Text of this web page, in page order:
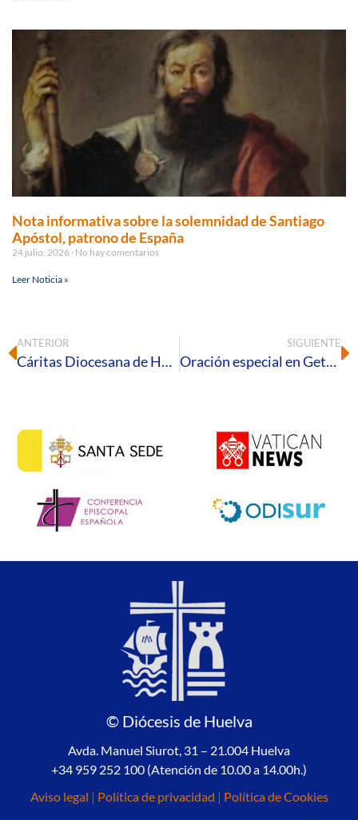
Nota informativa sobre la solemnidad de Santiago
Apóstol, patrono de España
24 julio, 2026 No hay comentarios
Leer Noticia »
ANTERIOR
Cáritas Diocesana de Huelva se forma en herramientas legales para prevenir el acoso y proteger a los vulnerables
SIGUIENTE
Oración especial en Getsemaní, el huerto de la agonía de Jesús
© Diócesis de Huelva
Avda. Manuel Siurot, 31 – 21.004 Huelva
+34 959 252 100 (Atención de 10.00 a 14.00h.)
Aviso legal | Política de privacidad | Política de Cookies